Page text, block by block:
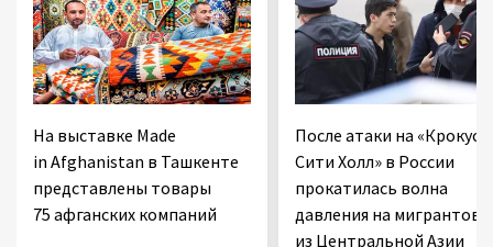
На выставке Made
in Afghanistan в Ташкенте
представлены товары
75 афганских компаний
После атаки на «Крокус
Сити Холл» в России
прокатилась волна
давления на мигрантов
из Центральной Азии